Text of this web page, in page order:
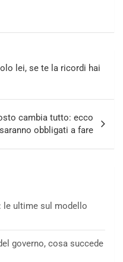
lei, se te la ricordi hai
cambia tutto: ecco
obbligati a fare
le ultime sul modello
governo, cosa succede